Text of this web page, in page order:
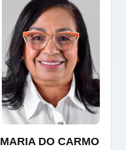
MARIA DO CARMO